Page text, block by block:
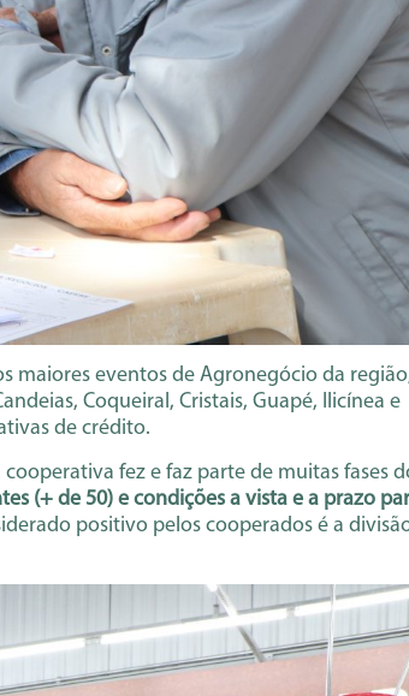
maiores eventos de Agronegócio da
Coqueiral, Cristais, Guapé, Ilicínea e
de crédito.
fez e faz parte de muitas fases
(+ de 50) e condições a vista e a prazo
positivo pelos cooperados é a